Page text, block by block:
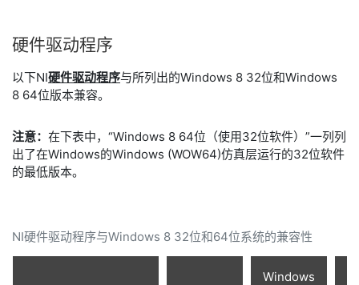
硬件驱动程序
以下NI硬件驱动程序与所列出的Windows 8 32位和Windows
8 64位版本兼容。
注意： 在下表中，“Windows 8 64位（使用32位软件）”一列列
出了在Windows的Windows (WOW64)仿真层运行的32位软件
的最低版本。
NI硬件驱动程序与Windows 8 32位和64位系统的兼容性
Windows